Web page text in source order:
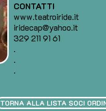
CONTATTI
www.teatroiride.it
iridecap@yahoo.it
329 211 91 61
.
.
.
TORNA ALLA LISTA SOCI